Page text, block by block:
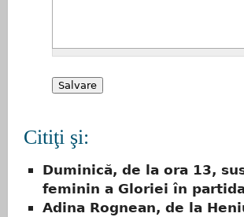
Citiţi şi:
Duminică, de la ora 13,
feminin a Gloriei în
Adina Rognean, de la